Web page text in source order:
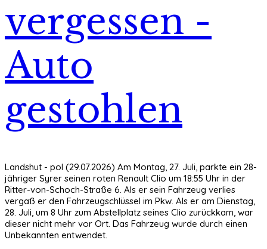
vergessen -
Auto
gestohlen
Landshut - pol (29.07.2026) Am Montag, 27. Juli, parkte ein 28-
jähriger Syrer seinen roten Renault Clio um 18:55 Uhr in der
Ritter-von-Schoch-Straße 6. Als er sein Fahrzeug verlies
vergaß er den Fahrzeugschlüssel im Pkw. Als er am Dienstag,
28. Juli, um 8 Uhr zum Abstellplatz seines Clio zurückkam, war
dieser nicht mehr vor Ort. Das Fahrzeug wurde durch einen
Unbekannten entwendet.